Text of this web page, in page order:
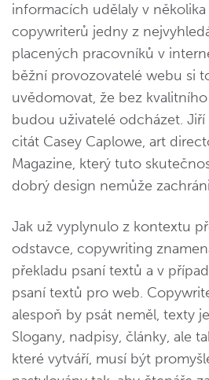
informacích udělaly v
copywriterů jedny z
placených pracovníků v
běžní provozovatelé webu si
uvědomovat, že bez
budou uživatelé odcházet. Jiří
citát Casey Caplowe, art
Magazine, který tuto
dobrý design nemůže
Jak už vyplynulo z kontextu
odstavce, copywriting
překladu psaní textů a v
psaní textů pro web.
alespoň by psát neměl, texty
Slogany, nadpisy, články, ale
které vytváří, musí být